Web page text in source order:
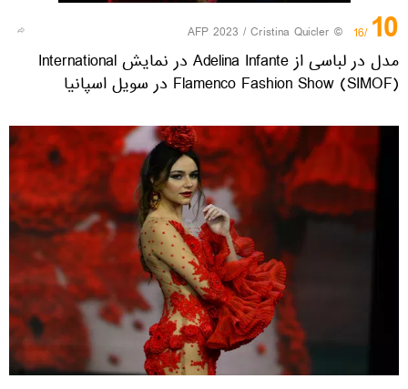
10
/16
© AFP 2023 / Cristina Quicler
مدل در لباسی از Adelina Infante در نمایش International
Flamenco Fashion Show (SIMOF) در سویل اسپانیا